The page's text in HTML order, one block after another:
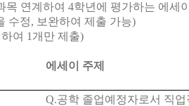
목 연계하여 4학년에 평가하는 에세
수정, 보완하여 제출 가능)
여 1 개만 제출)
에세이 주제
Q.공학 졸업예정자로서 직업